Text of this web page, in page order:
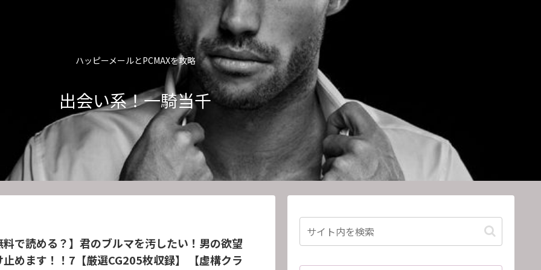
ハッピーメールとPCMAXを攻略
出会い系！一騎当千
料で読める？】君のブルマを汚したい！男の欲望
止めます！！7【厳選CG205枚収録】 【虚構クラ